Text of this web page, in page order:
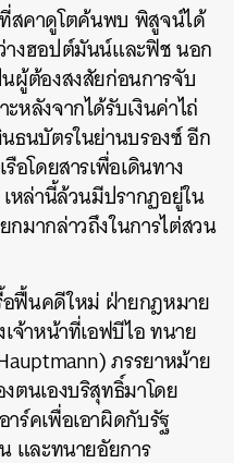
าดูโตค้นพบ พิสูจน์ได้
างฮอปต์มันน์และฟิช นอก
ผู้ต้องสงสัยก่อนการจับ
ลังจากได้รับเงินค่าไถ่
ธนบัตรในย่านบรองซ์ อีก
อโดยสารเพื่อเดินทาง
หล่านี้ล้วนมีปรากฏอยู่ใน
มากล่าวถึงในการไต่สวน
นคดีใหม่ ฝ่ายกฎหมาย
จ้าหน้าที่เอฟบีไอ ทนาย
ภรรยาหม้าย
ตนเองบริสุทธิ์มาโดย
ร์คเพื่อเอาผิดกับรัฐ
และทนายอัยการ